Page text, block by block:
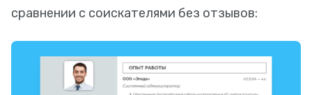
сравнении с соискателями без отзывов: